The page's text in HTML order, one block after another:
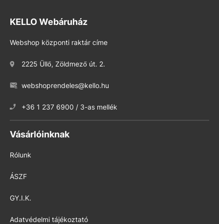
KELLO Webáruház
Webshop központi raktár címe
2225 Üllő, Zöldmező út. 2.
webshoprendeles@kello.hu
+36 1 237 6900 / 3-as mellék
Vásárlóinknak
Rólunk
ÁSZF
GY.I.K.
Adatvédelmi tájékoztató